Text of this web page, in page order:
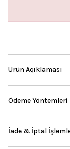
Ürün Açıklaması
Ödeme Yöntemleri
İade & İptal